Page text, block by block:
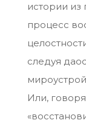
истории из
процесс
следуя
Или,